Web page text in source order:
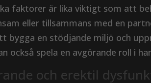
faktorer är lika viktigt som att
eller tillsammans med en
bygga en stödjande miljö och
också spela en avgörande roll i
och erektil